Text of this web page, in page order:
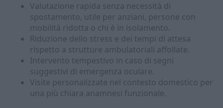
Valutazione rapida senza necessità di
spostamento, utile per anziani, persone con
mobilità ridotta o chi è in isolamento.
Riduzione dello stress e dei tempi di attesa
rispetto a strutture ambulatoriali affollate.
Intervento tempestivo in caso di segni
suggestivi di emergenza oculare.
Visite personalizzate nel contesto domestico per
una più chiara anamnesi funzionale.